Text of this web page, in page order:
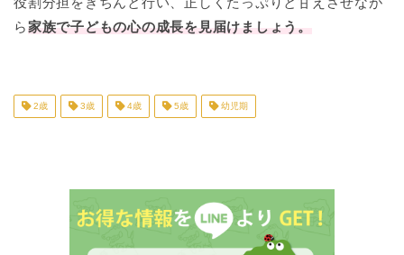
ら家族で子どもの心の成長を見届けましょう。
2歳 3歳 4歳 5歳 幼児期